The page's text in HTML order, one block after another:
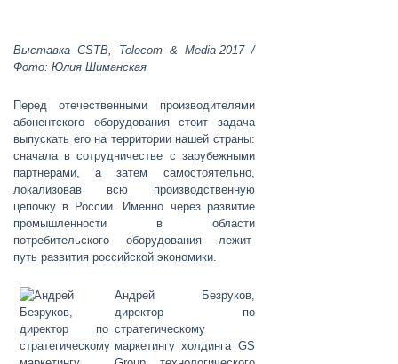
Выставка CSTB, Telecom & Media-2017 /
Фото: Юлия Шиманская
Перед отечественными производителями
абонентского оборудования стоит задача
выпускать его на территории нашей страны:
сначала в сотрудничестве с зарубежными
партнерами, а затем самостоятельно,
локализовав всю производственную
цепочку в России. Именно через развитие
промышленности в области
потребительского оборудования лежит
путь развития российской экономики.
Андрей Безруков,
директор по
стратегическому
маркетингу холдинга GS